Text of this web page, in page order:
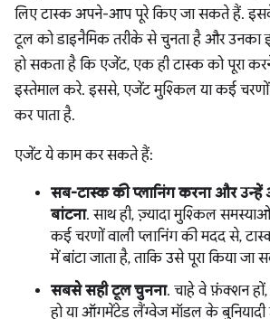
लिए टास्क अपने-आप पूरे किए जा सकते हैं.
टूल को डाइनैमिक तरीके से चुनता है और उनका
हो सकता है कि एजेंट, एक ही टास्क को पूरा
इस्तेमाल करे. इससे, एजेंट मुश्किल या कई चरणों
कर पाता है.
एजेंट ये काम कर सकते हैं:
सब-टास्क की प्लानिंग करना और
बांटना. साथ ही, ज़्यादा मुश्किल
कई चरणों वाली प्लानिंग की मदद से,
में बांटा जाता है, ताकि उसे पूरा किया जा
सबसे सही टूल चुनना. चाहे वे फ़ंक्शन
हो या ऑगमेंटेड लैंग्वेज मॉडल के बुनियादी